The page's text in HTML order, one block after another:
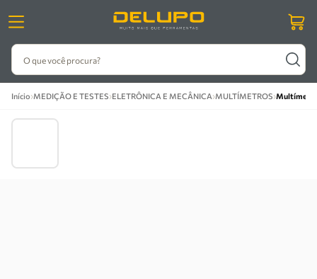
O que você procura?
Início›MEDIÇÃO E TESTES›ELETRÔNICA E MECÂNICA›MULTÍMETROS›Multímetro